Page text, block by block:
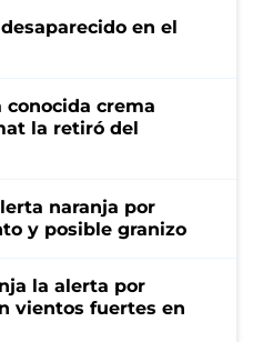
en el
conocida crema
la retiró del
naranja por
y posible granizo
la alerta por
vientos fuertes en